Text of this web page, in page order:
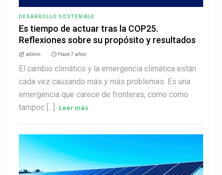
DESARROLLO SOSTENIBLE
Es tiempo de actuar tras la COP25.
Reflexiones sobre su propósito y resultados
admin Hace 7 años
El cambio climático y la emergencia climática están
cada vez causando más y más problemas. Es una
emergencia que carece de fronteras, como como
tampoc [...]
Leer más